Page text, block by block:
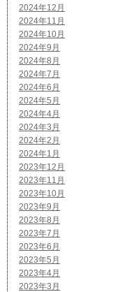
2024年12月
2024年11月
2024年10月
2024年9月
2024年8月
2024年7月
2024年6月
2024年5月
2024年4月
2024年3月
2024年2月
2024年1月
2023年12月
2023年11月
2023年10月
2023年9月
2023年8月
2023年7月
2023年6月
2023年5月
2023年4月
2023年3月